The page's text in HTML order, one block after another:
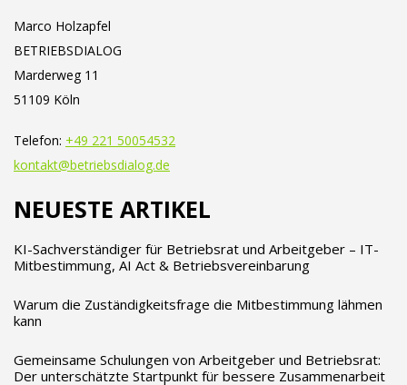
Marco Holzapfel
BETRIEBSDIALOG
Marderweg 11
51109 Köln
Telefon: +49 221 50054532
kontakt@betriebsdialog.de
NEUESTE ARTIKEL
KI-Sachverständiger für Betriebsrat und Arbeitgeber – IT-
Mitbestimmung, AI Act & Betriebsvereinbarung
Warum die Zuständigkeitsfrage die Mitbestimmung lähmen
kann
Gemeinsame Schulungen von Arbeitgeber und Betriebsrat:
Der unterschätzte Startpunkt für bessere Zusammenarbeit